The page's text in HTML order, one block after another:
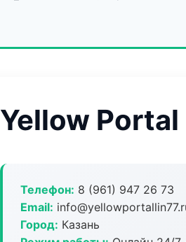
Yellow
Телефон: 8 (961) 947 26 73
Email:
Город: Казань